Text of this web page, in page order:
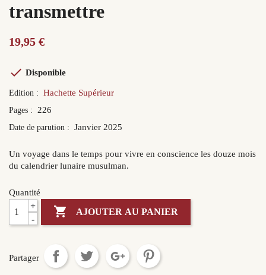
transmettre
19,95 €
 Disponible
Edition : Hachette Supérieur
Pages : 226
Date de parution : Janvier 2025
Un voyage dans le temps pour vivre en conscience les douze mois
du calendrier lunaire musulman.
Quantité
+
 AJOUTER AU PANIER
Partager